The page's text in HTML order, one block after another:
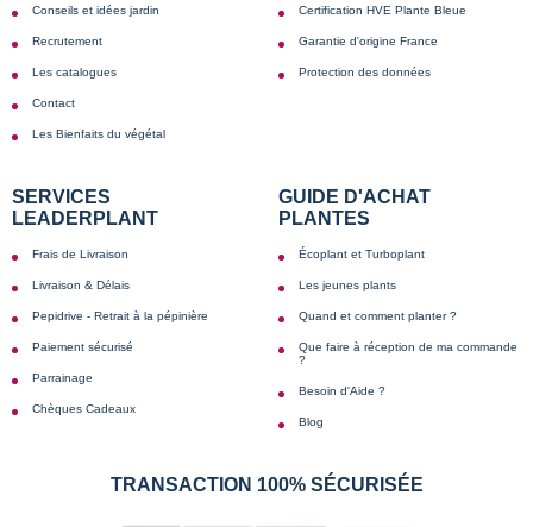
Conseils et idées jardin
Recrutement
Les catalogues
Contact
Les Bienfaits du végétal
Certification HVE Plante Bleue
Garantie d'origine France
Protection des données
SERVICES
LEADERPLANT
Frais de Livraison
Livraison & Délais
Pepidrive - Retrait à la pépinière
Paiement sécurisé
Parrainage
Chèques Cadeaux
GUIDE D'ACHAT
PLANTES
Écoplant et Turboplant
Les jeunes plants
Quand et comment planter ?
Que faire à réception de ma commande
?
Besoin d'Aide ?
Blog
TRANSACTION 100% SÉCURISÉE